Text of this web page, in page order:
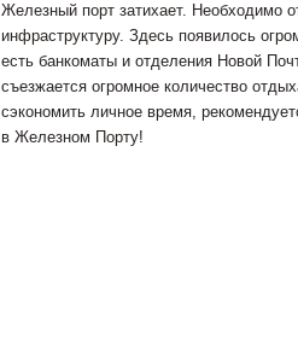
Железный порт затихает. Необходимо
инфраструктуру. Здесь появилось
есть банкоматы и отделения Новой
съезжается огромное количество
сэкономить личное время,
в Железном Порту!